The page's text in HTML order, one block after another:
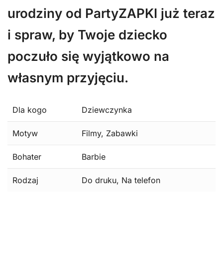
urodziny od PartyZAPKI już teraz
i spraw, by Twoje dziecko
poczuło się wyjątkowo na
własnym przyjęciu.
Dla kogo Dziewczynka
Motyw Filmy, Zabawki
Bohater Barbie
Rodzaj Do druku, Na telefon